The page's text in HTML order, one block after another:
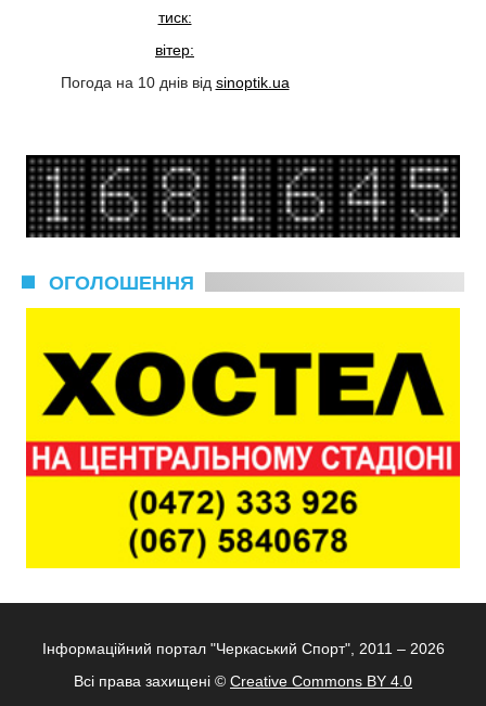
тиск:
вітер:
Погода на 10 днів від sinoptik.ua
ОГОЛОШЕННЯ
Інформаційний портал "Черкаський Спорт", 2011 – 2026
Всі права захищені © Creative Commons BY 4.0